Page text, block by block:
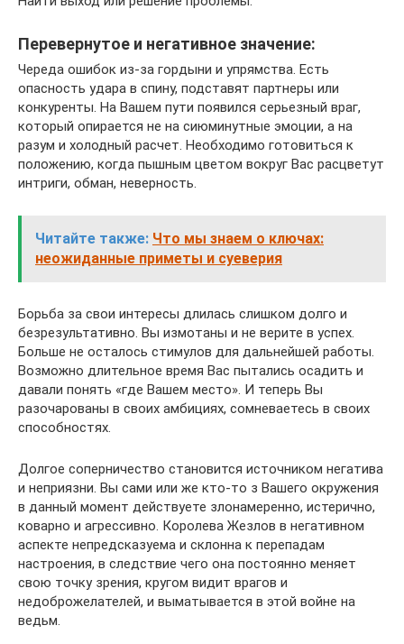
Перевернутое и негативное значение:
Череда ошибок из-за гордыни и упрямства. Есть
опасность удара в спину, подставят партнеры или
конкуренты. На Вашем пути появился серьезный враг,
который опирается не на сиюминутные эмоции, а на
разум и холодный расчет. Необходимо готовиться к
положению, когда пышным цветом вокруг Вас расцветут
интриги, обман, неверность.
Читайте также: Что мы знаем о ключах:
неожиданные приметы и суеверия
Борьба за свои интересы длилась слишком долго и
безрезультативно. Вы измотаны и не верите в успех.
Больше не осталось стимулов для дальнейшей работы.
Возможно длительное время Вас пытались осадить и
давали понять «где Вашем место». И теперь Вы
разочарованы в своих амбициях, сомневаетесь в своих
способностях.
Долгое соперничество становится источником негатива
и неприязни. Вы сами или же кто-то з Вашего окружения
в данный момент действуете злонамеренно, истерично,
коварно и агрессивно. Королева Жезлов в негативном
аспекте непредсказуема и склонна к перепадам
настроения, в следствие чего она постоянно меняет
свою точку зрения, кругом видит врагов и
недоброжелателей, и выматывается в этой войне на
ведьм.